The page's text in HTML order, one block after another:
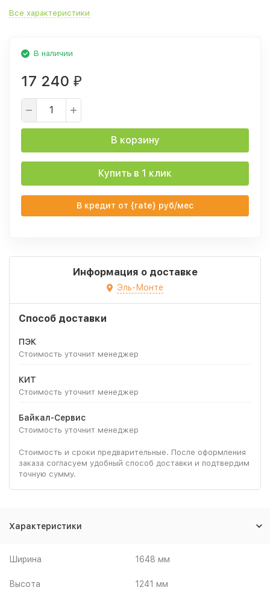
Все характеристики
В наличии
17 240 ₽
В корзину
Купить в 1 клик
В кредит от {rate} руб/мес
Информация о доставке
Эль-Монте
Способ доставки
ПЭК
Стоимость уточнит менеджер
КИТ
Стоимость уточнит менеджер
Байкал-Сервис
Стоимость уточнит менеджер
Стоимость и сроки предварительные. После оформления
заказа согласуем удобный способ доставки и подтвердим
точную сумму.
Характеристики
Ширина 1648 мм
Высота 1241 мм